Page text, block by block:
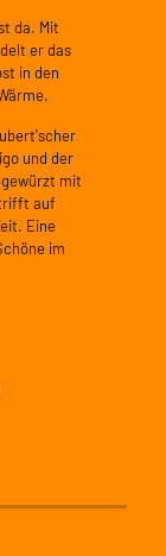
da. Mit
er das
in den
und der
mit
auf
Eine
im